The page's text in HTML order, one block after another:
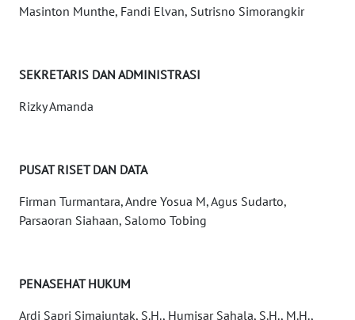
Masinton Munthe, Fandi Elvan, Sutrisno Simorangkir
SEKRETARIS DAN ADMINISTRASI
Rizky Amanda
PUSAT RISET DAN DATA
Firman Turmantara, Andre Yosua M, Agus Sudarto,
Parsaoran Siahaan, Salomo Tobing
PENASEHAT HUKUM
Ardi Sapri Simajuntak, S.H., Humisar Sahala, S.H., M.H.,
WN
KALBAR
WN
WN